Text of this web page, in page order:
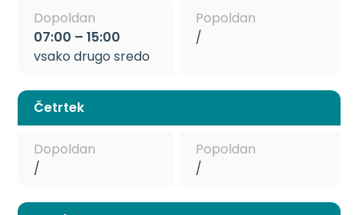
Dopoldan
07:00 – 15:00
vsako drugo sredo
Popoldan
/
Četrtek
Dopoldan
/
Popoldan
/